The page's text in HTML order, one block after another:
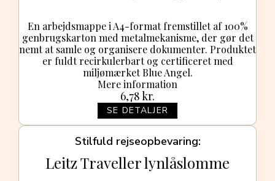
En arbejdsmappe i A4-format fremstillet af 100%
genbrugskarton med metalmekanisme, der gør det
nemt at samle og organisere dokumenter. Produktet
er fuldt recirkulerbart og certificeret med
miljømærket Blue Angel.
6,78kr.
SE DETALJER
Mere information
Stilfuld rejseopbevaring
Leitz Traveller lynlåslomme